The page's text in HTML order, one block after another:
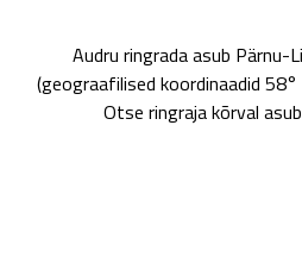
Audru ringrada asub Pärnu-
(geograafilised koordinaadid 58°
Otse ringraja kõrval